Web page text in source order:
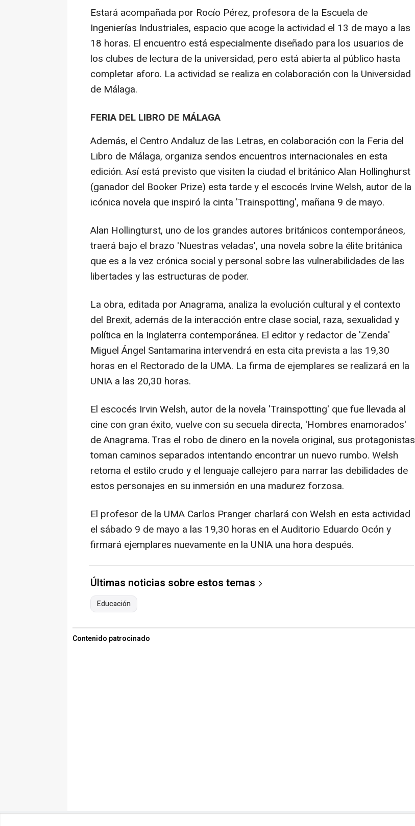
Estará acompañada por Rocío Pérez, profesora de la Escuela de
Ingenierías Industriales, espacio que acoge la actividad el 13 de mayo a las
18 horas. El encuentro está especialmente diseñado para los usuarios de
los clubes de lectura de la universidad, pero está abierta al público hasta
completar aforo. La actividad se realiza en colaboración con la Universidad
de Málaga.
FERIA DEL LIBRO DE MÁLAGA
Además, el Centro Andaluz de las Letras, en colaboración con la Feria del
Libro de Málaga, organiza sendos encuentros internacionales en esta
edición. Así está previsto que visiten la ciudad el británico Alan Hollinghurst
(ganador del Booker Prize) esta tarde y el escocés Irvine Welsh, autor de la
icónica novela que inspiró la cinta 'Trainspotting', mañana 9 de mayo.
Alan Hollingturst, uno de los grandes autores británicos contemporáneos,
traerá bajo el brazo 'Nuestras veladas', una novela sobre la élite británica
que es a la vez crónica social y personal sobre las vulnerabilidades de las
libertades y las estructuras de poder.
La obra, editada por Anagrama, analiza la evolución cultural y el contexto
del Brexit, además de la interacción entre clase social, raza, sexualidad y
política en la Inglaterra contemporánea. El editor y redactor de 'Zenda'
Miguel Ángel Santamarina intervendrá en esta cita prevista a las 19,30
horas en el Rectorado de la UMA. La firma de ejemplares se realizará en la
UNIA a las 20,30 horas.
El escocés Irvin Welsh, autor de la novela 'Trainspotting' que fue llevada al
cine con gran éxito, vuelve con su secuela directa, 'Hombres enamorados'
de Anagrama. Tras el robo de dinero en la novela original, sus protagonistas
toman caminos separados intentando encontrar un nuevo rumbo. Welsh
retoma el estilo crudo y el lenguaje callejero para narrar las debilidades de
estos personajes en su inmersión en una madurez forzosa.
El profesor de la UMA Carlos Pranger charlará con Welsh en esta actividad
el sábado 9 de mayo a las 19,30 horas en el Auditorio Eduardo Ocón y
firmará ejemplares nuevamente en la UNIA una hora después.
Últimas noticias sobre estos temas
Educación
Contenido patrocinado